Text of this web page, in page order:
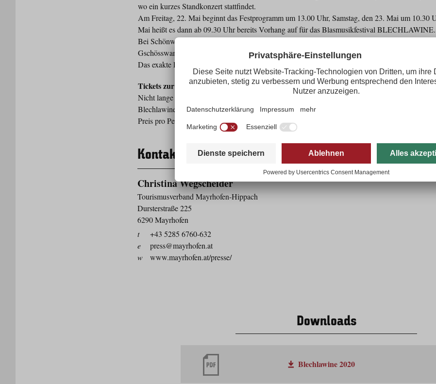
wo ein kurzes Standkonzert stattfindet.
Am Freitag, 22. Mai beginnt das Festprogramm um 13.00 Uhr, Samstag, den 23. Mai um 10.30
Mai heißt es dann ab 09.30 Uhr bereits Vorhang auf für das Blasmusikfestival BLECHLAWINE.
Bei Schönwetter bietet sich eine Fahrt auf den Berg bestens an, denn am Actionberg Penken
Gschösswand und in der Kasermandlalm musiziert.
Das exakte Programm findest du auf www.blechlawine.at.
Tickets zur BLECHLAWINE
Nicht lange überlegen! Sichere dir jetzt dein 4-Tages-Ticket für die Blechlawine 2020 auf
Blechlawine).
Preis pro Person: € 120,00 im Vorverkauf, € 140,00 an der Tageskasse
Kontakt
Christina Wegscheider
Tourismusverband Mayrhofen-Hippach
Dursterstraße 225
6290 Mayrhofen
t
+43 5285 6760-632
e
press@mayrhofen.at
w
www.mayrhofen.at/presse/
Downloads
Blechlawine 2020